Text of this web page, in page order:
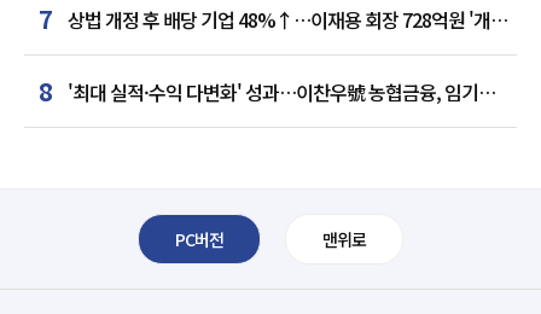
7 상법 개정 후 배당 기업 48%↑…이재용 회장 728억원 '개인
최다'
8 '최대 실적·수익 다변화' 성과…이찬우號 농협금융, 임기
말년 성장 박차
PC버전 맨위로